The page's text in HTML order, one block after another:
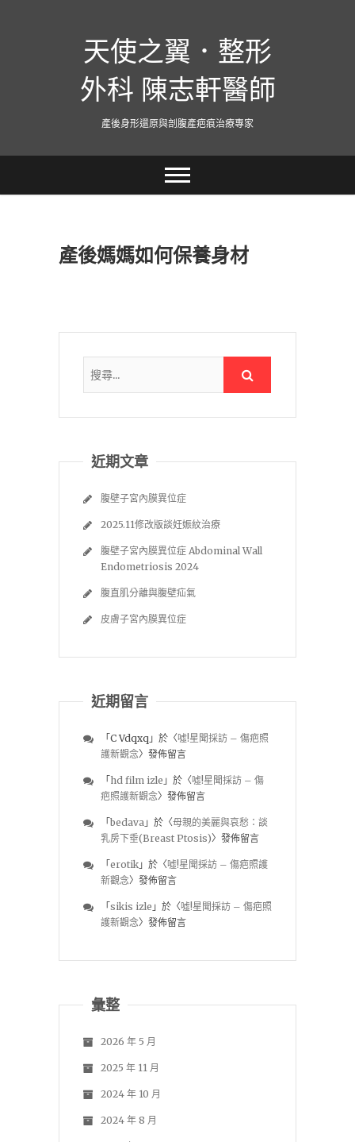
天使之翼．整形
外科 陳志軒醫師
產後身形還原與剖腹產疤痕治療專家
產後媽媽如何保養身材
近期文章
腹壁子宮內膜異位症
2025.11修改版談妊娠紋治療
腹壁子宮內膜異位症 Abdominal Wall
Endometriosis 2024
腹直肌分離與腹壁疝氣
皮膚子宮內膜異位症
近期留言
「 C Vdqxq 」於〈噓!星聞採訪 – 傷疤照
護新觀念〉發佈留言
「 hd film izle 」於〈噓!星聞採訪 – 傷
疤照護新觀念〉發佈留言
「 bedava 」於〈母親的美麗與哀愁：談
乳房下垂(Breast Ptosis)〉發佈留言
「 erotik 」於〈噓!星聞採訪 – 傷疤照護
新觀念〉發佈留言
「 sikis izle 」於〈噓!星聞採訪 – 傷疤照
護新觀念〉發佈留言
彙整
2026 年 5 月
2025 年 11 月
2024 年 10 月
2024 年 8 月